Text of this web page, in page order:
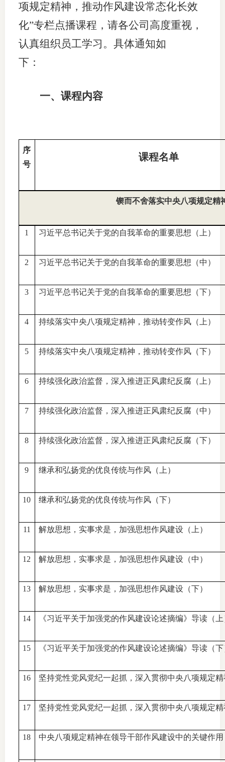
投资者
研究与
出
行业投
会员公
期
期
居间人
纪律处
期货行
期货公
项规定精神，推动作风建设常态化长效
化”专栏点播课程，请各公司高度重视，
认真组织员工学习。具体通知如
下：
一、课程内容
序
号
课程名单
锲而不舍落实中央八项规定精
1 习近平总书记关于党的自我革命的重要思想（上）
2 习近平总书记关于党的自我革命的重要思想（中）
3 习近平总书记关于党的自我革命的重要思想（下）
4 持续落实中央八项规定精神，推动转变作风（上）
5 持续落实中央八项规定精神，推动转变作风（下）
6 持续强化政治监督，深入推进正风肃纪反腐（上）
7 持续强化政治监督，深入推进正风肃纪反腐（中）
8 持续强化政治监督，深入推进正风肃纪反腐（下）
9 继承和弘扬党的优良传统与作风（上）
10 继承和弘扬党的优良传统与作风（下）
11 解放思想，实事求是，加强思想作风建设（上）
12 解放思想，实事求是，加强思想作风建设（中）
13 解放思想，实事求是，加强思想作风建设（下）
14 《习近平关于加强党的作风建设论述摘编》导读（上
15 《习近平关于加强党的作风建设论述摘编》导读（下
16 坚持党性党风党纪一起抓，深入贯彻中央八项规定
17 坚持党性党风党纪一起抓，深入贯彻中央八项规定
18 中央八项规定精神在领导干部作风建设中的关键作